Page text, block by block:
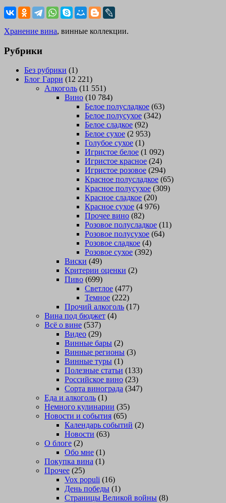
Хранение вина, винные коллекции.
Рубрики
Без рубрики (1)
Блог Гарри (12 221)
Алкоголь (11 551)
Вино (10 784)
Белое полусладкое (63)
Белое полусухое (342)
Белое сладкое (92)
Белое сухое (2 953)
Голубое сухое (1)
Игристое белое (1 092)
Игристое красное (24)
Игристое розовое (294)
Красное полусладкое (65)
Красное полусухое (309)
Красное сладкое (20)
Красное сухое (4 976)
Прочее вино (82)
Розовое полусладкое (11)
Розовое полусухое (64)
Розовое сладкое (4)
Розовое сухое (392)
Виски (49)
Критерии оценки (2)
Пиво (699)
Светлое (477)
Темное (222)
Прочий алкоголь (17)
Вина под бюджет (4)
Всё о вине (537)
Видео (29)
Винные бары (2)
Винные регионы (3)
Винные туры (1)
Полезные статьи (133)
Российское вино (23)
Сорта винограда (347)
Еда и алкоголь (1)
Немного кулинарии (35)
Новости и события (65)
Календарь событий (2)
Новости (63)
О блоге (2)
Обо мне (1)
Покупка вина (1)
Прочее (25)
Vox populi (16)
День победы (1)
Страницы Великой войны (8)